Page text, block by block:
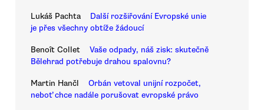
Lukáš Pachta
Další rozšiřování Evropské unie
je přes všechny obtíže žádoucí
Benoît Collet
Vaše odpady, náš zisk: skutečně
Bělehrad potřebuje drahou spalovnu?
Martin Hančl
Orbán vetoval unijní rozpočet,
neboť chce nadále porušovat evropské právo